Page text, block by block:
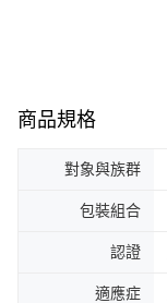
商品規格
對象與族群
包裝組合
認證
適應症